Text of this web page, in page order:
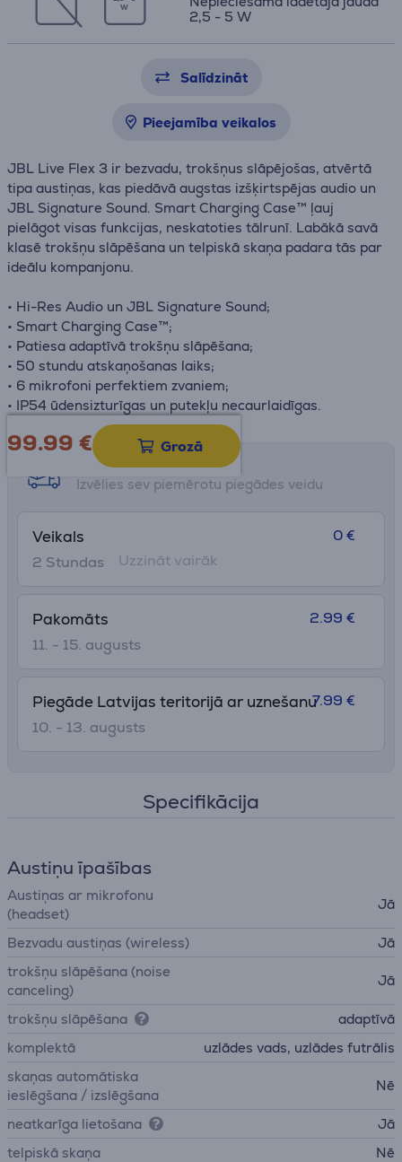
W
2,5 - 5 W
Salīdzināt
Pieejamība veikalos
JBL Live Flex 3 ir bezvadu, trokšņus slāpējošas, atvērtā
tipa austiņas, kas piedāvā augstas izšķirtspējas audio un
JBL Signature Sound. Smart Charging Case™ ļauj
pielāgot visas funkcijas, neskatoties tālrunī. Labākā savā
klasē trokšņu slāpēšana un telpiskā skaņa padara tās par
ideālu kompanjonu.
• Hi-Res Audio un JBL Signature Sound;
• Smart Charging Case™;
• Patiesa adaptīvā trokšņu slāpēšana;
• 50 stundu atskaņošanas laiks;
• 6 mikrofoni perfektiem zvaniem;
• IP54 ūdensizturīgas un putekļu necaurlaidīgas.
99.99 € Grozā
Saņemšanas iespējas
Izvēlies sev piemērotu piegādes veidu
Veikals
2 Stundas
0 €
Uzzināt vairāk
Pakomāts
11. - 15. augusts
2.99 €
Piegāde Latvijas teritorijā ar uznešanu
10. - 13. augusts
7.99 €
Specifikācija
Austiņu īpašības
Austiņas ar mikrofonu
(headset)
Jā
Bezvadu austiņas (wireless)
Jā
trokšņu slāpēšana (noise
canceling)
Jā
trokšņu slāpēšana
adaptīvā
komplektā
uzlādes vads, uzlādes futrālis
skaņas automātiska
ieslēgšana / izslēgšana
Nē
neatkarīga lietošana
Jā
telpiskā skaņa
Nē